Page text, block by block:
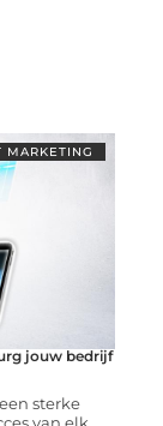
MARKETING
jouw bedrijf
sterke